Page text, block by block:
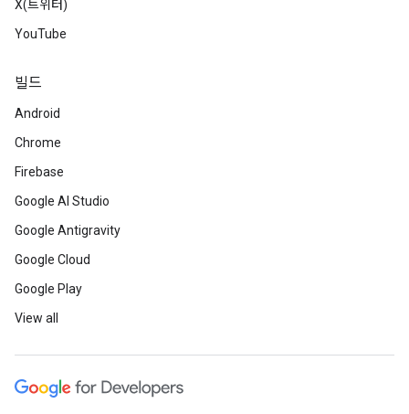
X(트위터)
YouTube
빌드
Android
Chrome
Firebase
Google AI Studio
Google Antigravity
Google Cloud
Google Play
View all